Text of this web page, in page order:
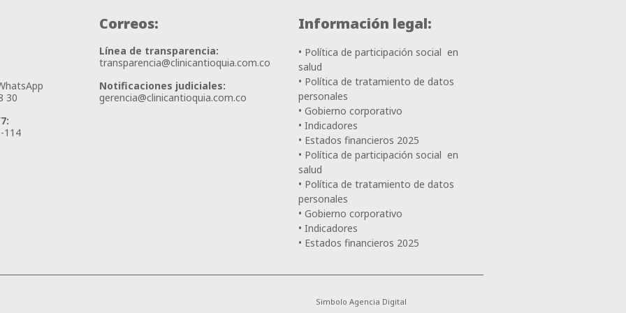
30
114
Correos:
Línea de transparencia:
transparencia@clinicantioquia.com.co
Notificaciones judiciales:
gerencia@clinicantioquia.com.co
Información legal:
• Política de participación social en
salud
• Política de tratamiento de datos
personales
• Gobierno corporativo
• Indicadores
• Estados financieros 2025
• Política de participación social en
salud
• Política de tratamiento de datos
personales
• Gobierno corporativo
• Indicadores
• Estados financieros 2025
Simbolo Agencia Digital